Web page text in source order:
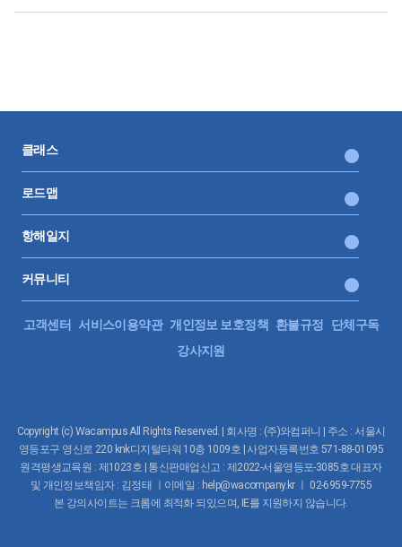
클래스
로드맵
항해일지
커뮤니티
고객센터 서비스이용약관 개인정보 보호정책 환불규정
단체구독
강사지원
Copyright (c) Wacampus All Rights Reserved. | 회사명 : (주)와컴퍼니 | 주소 : 서울시
영등포구 영신로 220 knk디지털타워 10층 1009호 | 사업자등록번호 571-88-01095
원격평생교육원 : 제1023호 | 통신판매업신고 : 제2022-서울영등포-3085호 대표자
및 개인정보책임자 : 김정태 ㅣ이메일 : help@wacompany.kr ㅣ 02-6959-7755
본 강의사이트는 크롬에 최적화 되있으며, IE를 지원하지 않습니다.